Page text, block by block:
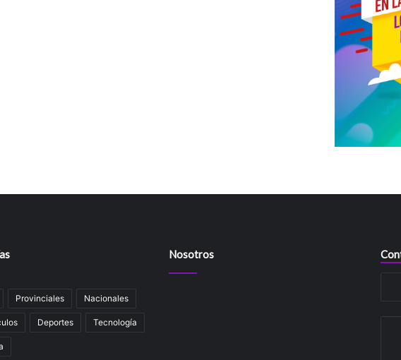
Provinciales Nacionales
Deportes Tecnología
Nosotros